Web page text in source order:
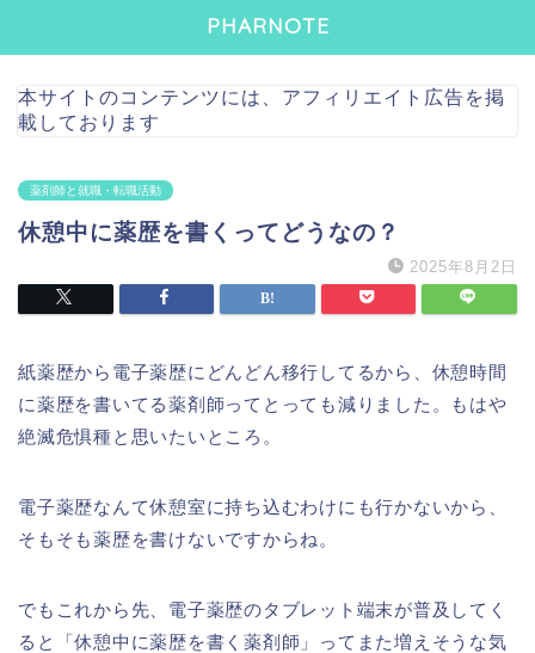
PHARNOTE
本サイトのコンテンツには、アフィリエイト広告を掲
載しております
薬剤師と就職・転職活動
休憩中に薬歴を書くってどうなの？
2025年8月2日
紙薬歴から電子薬歴にどんどん移行してるから、休憩時間
に薬歴を書いてる薬剤師ってとっても減りました。もはや
絶滅危惧種と思いたいところ。
電子薬歴なんて休憩室に持ち込むわけにも行かないから、
そもそも薬歴を書けないですからね。
でもこれから先、電子薬歴のタブレット端末が普及してく
ると「休憩中に薬歴を書く薬剤師」ってまた増えそうな気